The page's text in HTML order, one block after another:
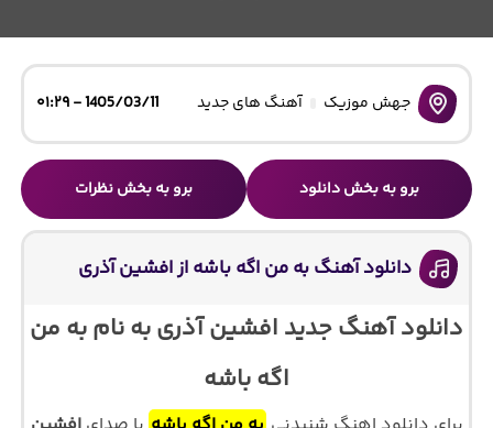
جهش موزیک آهنگ های جدید 1405/03/11 - ۰۱:۲۹
برو به بخش دانلود برو به بخش نظرات
دانلود آهنگ به من اگه باشه از افشین آذری
دانلود آهنگ جدید افشین آذری به نام به من
اگه باشه